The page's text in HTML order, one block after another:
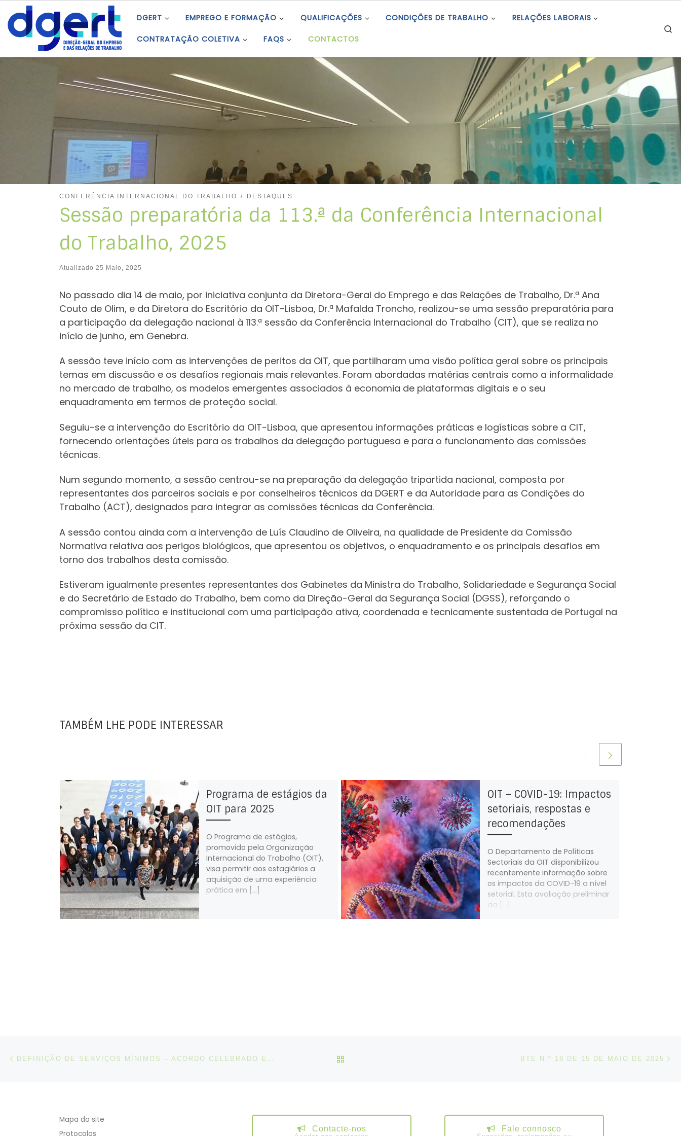
Skip to content DGERT EMPREGO E FORMAÇÃO QUALIFICAÇÕES CONDIÇÕES DE TRABALHO RELAÇÕES LABORAIS
CONTRATAÇÃO COLETIVA FAQS CONTACTOS
CONFERÊNCIA INTERNACIONAL DO TRABALHO DESTAQUES
Sessão preparatória da 113.ª da Conferência Internacional
do Trabalho, 2025
Atualizado 25 Maio, 2025
No passado dia 14 de maio, por iniciativa conjunta da Diretora-Geral do Emprego e das Relações de Trabalho, Dr.ª Ana
Couto de Olim, e da Diretora do Escritório da OIT-Lisboa, Dr.ª Mafalda Troncho, realizou-se uma sessão preparatória para
a participação da delegação nacional à 113.ª sessão da Conferência Internacional do Trabalho (CIT), que se realiza no
início de junho, em Genebra.
A sessão teve início com as intervenções de peritos da OIT, que partilharam uma visão política geral sobre os principais
temas em discussão e os desafios regionais mais relevantes. Foram abordadas matérias centrais como a informalidade
no mercado de trabalho, os modelos emergentes associados à economia de plataformas digitais e o seu
enquadramento em termos de proteção social.
Seguiu-se a intervenção do Escritório da OIT-Lisboa, que apresentou informações práticas e logísticas sobre a CIT,
fornecendo orientações úteis para os trabalhos da delegação portuguesa e para o funcionamento das comissões
técnicas.
Num segundo momento, a sessão centrou-se na preparação da delegação tripartida nacional, composta por
representantes dos parceiros sociais e por conselheiros técnicos da DGERT e da Autoridade para as Condições do
Trabalho (ACT), designados para integrar as comissões técnicas da Conferência.
A sessão contou ainda com a intervenção de Luís Claudino de Oliveira, na qualidade de Presidente da Comissão
Normativa relativa aos perigos biológicos, que apresentou os objetivos, o enquadramento e os principais desafios em
torno dos trabalhos desta comissão.
Estiveram igualmente presentes representantes dos Gabinetes da Ministra do Trabalho, Solidariedade e Segurança Social
e do Secretário de Estado do Trabalho, bem como da Direção-Geral da Segurança Social (DGSS), reforçando o
compromisso político e institucional com uma participação ativa, coordenada e tecnicamente sustentada de Portugal na
próxima sessão da CIT.
TAMBÉM LHE PODE INTERESSAR
Programa de estágios da
OIT para 2025
O Programa de estágios,
promovido pela Organização
Internacional do Trabalho (OIT),
visa permitir aos estagiários a
aquisição de uma experiência
prática em […]
OIT – COVID-19: Impactos
setoriais, respostas e
recomendações
O Departamento de Políticas
Sectoriais da OIT disponibilizou
recentemente informação sobre
os impactos da COVID-19 a nível
setorial. Esta avaliação preliminar
da […]
Post navigation BTE N.º 18 DE 15 DE MAIO DE 2025
Mapa do site
Protocolos
Contacte-nos Fale connosco